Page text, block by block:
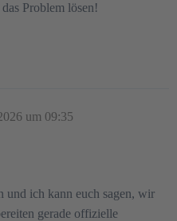
Problem lösen!
um 09:35
und ich kann euch sagen, wir
gerade offizielle